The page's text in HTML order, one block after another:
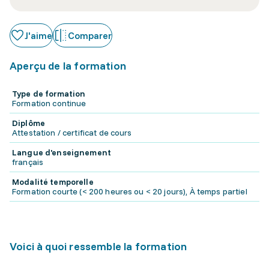
J'aime Comparer
Aperçu de la formation
Type de formation
Formation continue
Diplôme
Attestation / certificat de cours
Langue d'enseignement
français
Modalité temporelle
Formation courte (< 200 heures ou < 20 jours), À temps partiel
Voici à quoi ressemble la formation